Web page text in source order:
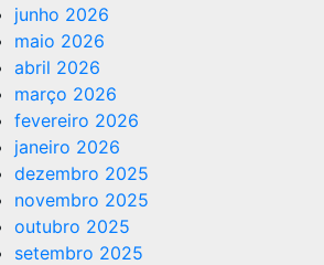
junho 2026
maio 2026
abril 2026
março 2026
fevereiro 2026
janeiro 2026
dezembro 2025
novembro 2025
outubro 2025
setembro 2025